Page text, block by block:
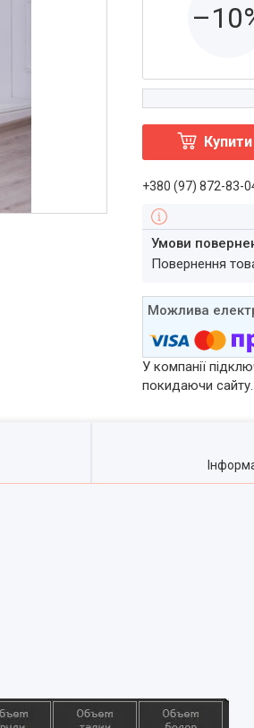
Купити
+380 (97) 872-83-
повернення
У компанії
покидаючи сайту.